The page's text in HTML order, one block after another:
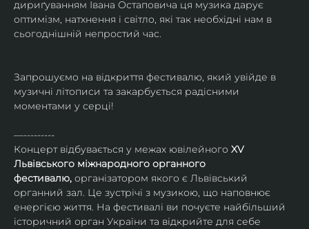
дириґуванням Івана Остаповича ця музика дарує
оптимізм, натхнення і світло, які так необхідні нам в
сьогоднішній непростий час.
Запрошуємо на відкриття фестивалю, який увійде в
музичні літописи та закарбується радісними
моментами у серці!
—---------
Концерт відбувається у межах ювілейного XV
Львівського міжнародного органного
фестивалю, організатором якого є Львівський
органний зал. Це зустрічі з музикою, що наповнює
енергією життя. На фестивалі ви почуєте найбільший
історичний орган України та відкрийте для себе